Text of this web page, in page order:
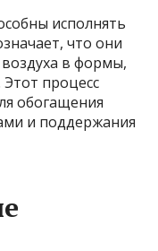
исполнять
что они
в формы,
процесс
обогащения
и поддержания